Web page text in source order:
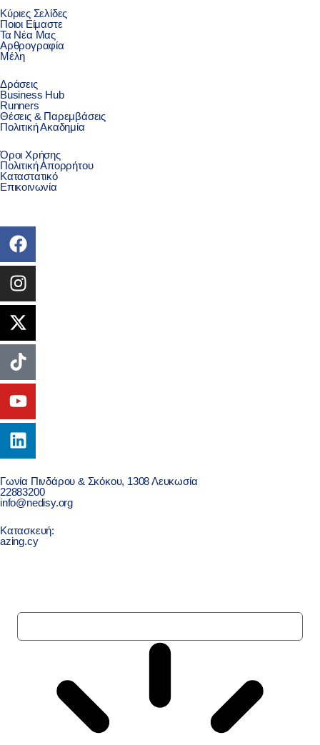
Κύριες Σελίδες
Ποιοι Είμαστε
Τα Νέα Μας
Αρθρογραφία
Μέλη
Δράσεις
Business Hub
Runners
Θέσεις & Παρεμβάσεις
Πολιτική Ακαδημία
Όροι Χρήσης
Πολιτική Απορρήτου
Καταστατικό
Επικοινωνία
Γωνία Πινδάρου & Σκόκου, 1308 Λευκωσία
22883200
info@nedisy.org
Κατασκευή:
azing.cy